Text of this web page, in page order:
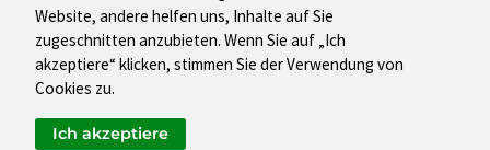
Website, andere helfen uns, Inhalte auf Sie
zugeschnitten anzubieten. Wenn Sie auf „Ich
akzeptiere“ klicken, stimmen Sie der Verwendung von
Cookies zu.
Ich akzeptiere